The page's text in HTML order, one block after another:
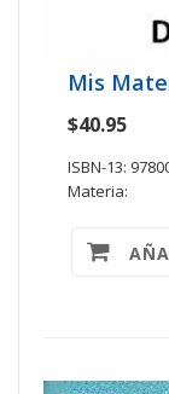
Mis
$40.95
ISBN-13:
Materia: